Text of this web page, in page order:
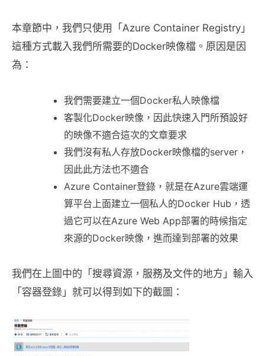
本章節中，我們只使用「Azure Container Registry」
這種方式載入我們所需要的Docker映像檔。原因是因
為：
我們需要建立一個Docker私人映像檔
客製化Docker映像，因此快速入門所預設好
的映像不適合這次的文章要求
我們沒有私人存放Docker映像檔的server，
因此此方法也不適合
Azure Container登錄，就是在Azure雲端運
算平台上面建立一個私人的Docker Hub，透
過它可以在Azure Web App部署的時候指定
來源的Docker映像，進而達到部署的效果
我們在上圖中的「搜尋資源，服務及文件的地方」輸入
「容器登錄」就可以得到如下的截圖：